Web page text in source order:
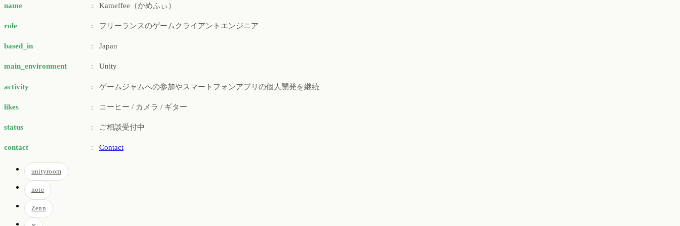
name : Kameffee（かめふぃ）
role : フリーランスのゲームクライアントエンジニア
based_in : Japan
main_environment : Unity
activity : ゲームジャムへの参加やスマートフォンアプリの個人開発を継続
likes : コーヒー / カメラ / ギター
status : ご相談受付中
contact : Contact
unityroom
note
Zenn